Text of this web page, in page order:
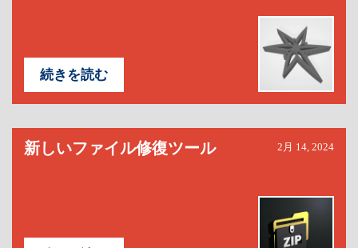
続きを読む
新しいファイル修復ツール 2月 14, 2024